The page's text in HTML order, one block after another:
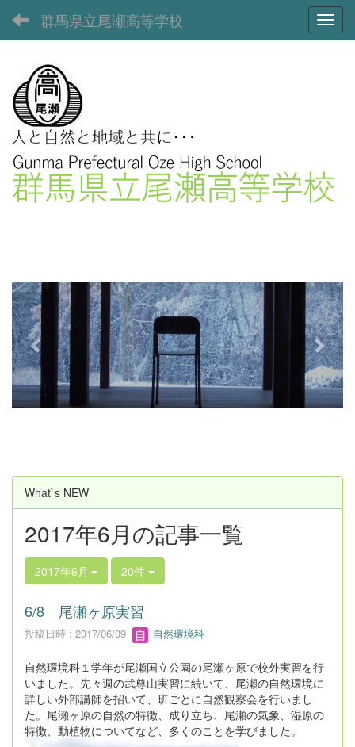
群馬県立尾瀬高等学校
e
v
i
o
u
s
x
t
What`s NEW
2017年6月の記事一覧
2017年6月 20件
6/8 尾瀬ヶ原実習
投稿日時 : 2017/06/09 自然環境科
自然環境科１学年が尾瀬国立公園の尾瀬ヶ原で校外実習を行
いました。先々週の武尊山実習に続いて、尾瀬の自然環境に
詳しい外部講師を招いて、班ごとに自然観察会を行いまし
た。尾瀬ヶ原の自然の特徴、成り立ち、尾瀬の気象、湿原の
特徴、動植物についてなど、多くのことを学びました。